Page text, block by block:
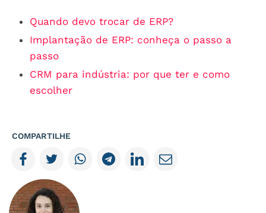
Quando devo trocar de ERP?
Implantação de ERP: conheça o passo a
passo
CRM para indústria: por que ter e como
escolher
COMPARTILHE